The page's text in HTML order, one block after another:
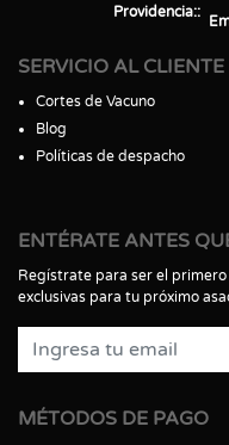
Providencia:
SERVICIO AL CLIENTE
Cortes de Vacuno
Blog
Políticas de despacho
ENTÉRATE ANTES
Regístrate para ser el
exclusivas para tu próximo
MÉTODOS DE PAGO